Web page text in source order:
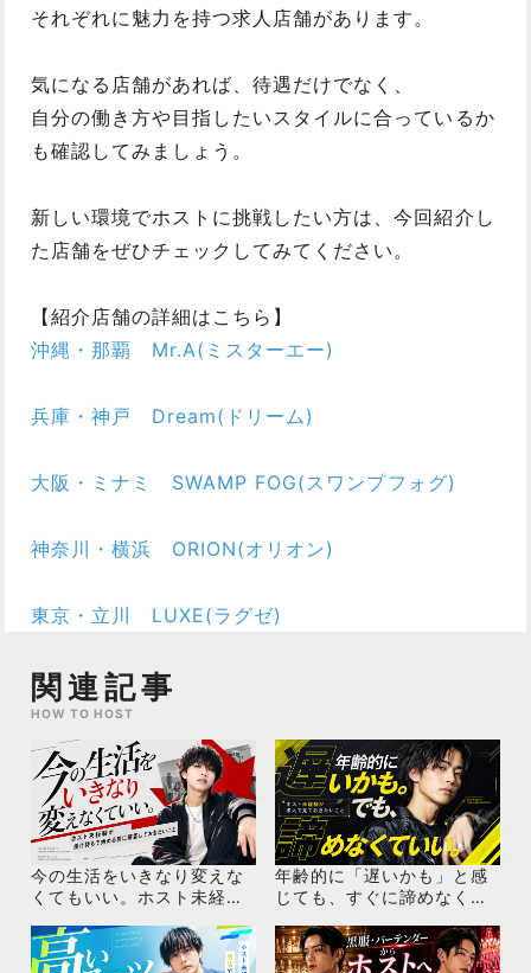
それぞれに魅力を持つ求人店舗があります。
気になる店舗があれば、待遇だけでなく、
自分の働き方や目指したいスタイルに合っているか
も確認してみましょう。
新しい環境でホストに挑戦したい方は、今回紹介し
た店舗をぜひチェックしてみてください。
【紹介店舗の詳細はこちら】
沖縄・那覇 Mr.A(ミスターエー)
兵庫・神戸 Dream(ドリーム)
大阪・ミナミ SWAMP FOG(スワンプフォグ)
神奈川・横浜 ORION(オリオン)
東京・立川 LUXE(ラグゼ)
関連記事
HOW TO HOST
今の生活をいきなり変えな
くてもいい。ホスト未経験
認しておきたいこと
年齢的に「遅いかも」と感
じても、すぐに諦めなくて
で見ておきたいこと